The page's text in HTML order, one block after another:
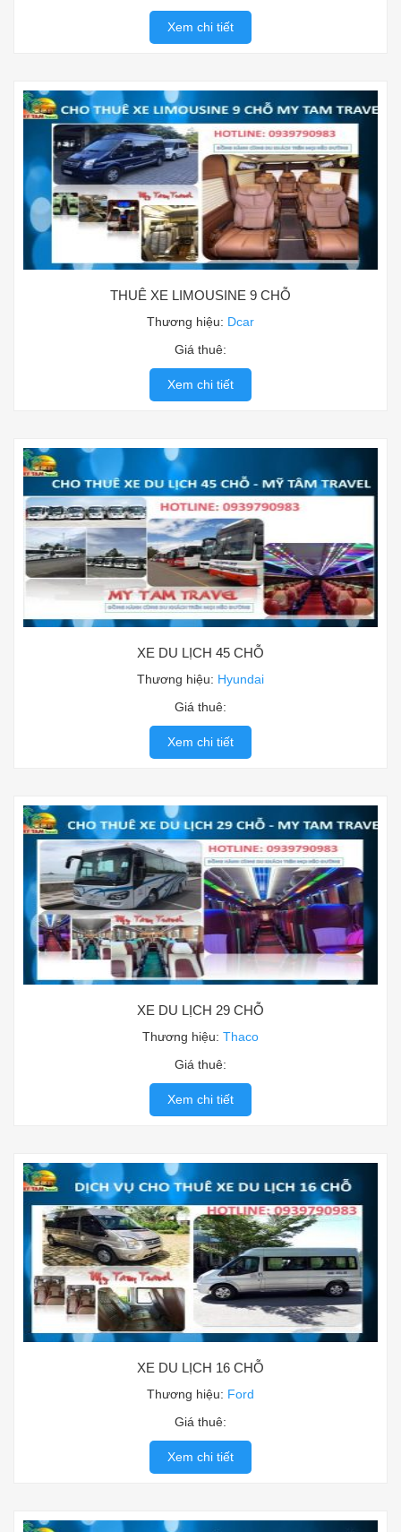
Xem chi tiết
THUÊ XE LIMOUSINE 9 CHỖ
Thương hiệu: Dcar
Giá thuê:
Xem chi tiết
XE DU LỊCH 45 CHỖ
Thương hiệu: Hyundai
Giá thuê:
Xem chi tiết
XE DU LỊCH 29 CHỖ
Thương hiệu: Thaco
Giá thuê:
Xem chi tiết
XE DU LỊCH 16 CHỖ
Thương hiệu: Ford
Giá thuê:
Xem chi tiết